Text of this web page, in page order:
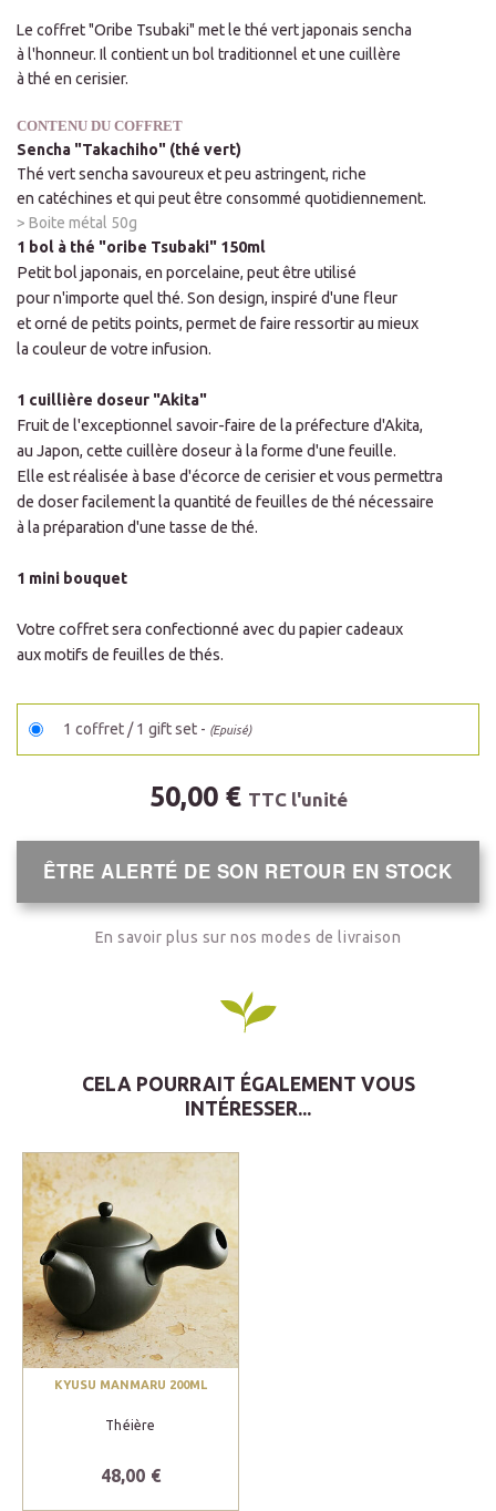
Le coffret "Oribe Tsubaki" met le thé vert japonais sencha
à l'honneur. Il contient un bol traditionnel et une cuillère
à thé en cerisier.
CONTENU DU COFFRET
Sencha "Takachiho" (thé vert)
Thé vert sencha savoureux et peu astringent, riche
en catéchines et qui peut être consommé quotidiennement.
> Boite métal 50g
1 bol à thé "oribe Tsubaki" 150ml
Petit bol japonais, en porcelaine, peut être utilisé
pour n'importe quel thé. Son design, inspiré d'une fleur
et orné de petits points, permet de faire ressortir au mieux
la couleur de votre infusion.
1 cuillière doseur "Akita"
Fruit de l'exceptionnel savoir-faire de la préfecture d'Akita,
au Japon, cette cuillère doseur à la forme d'une feuille.
Elle est réalisée à base d'écorce de cerisier et vous permettra
de doser facilement la quantité de feuilles de thé nécessaire
à la préparation d'une tasse de thé.
1 mini bouquet
Votre coffret sera confectionné avec du papier cadeaux
aux motifs de feuilles de thés.
1 coffret / 1 gift set - (Epuisé)
50,00 € TTC l'unité
ÊTRE ALERTÉ DE SON RETOUR EN STOCK
En savoir plus sur nos modes de livraison
CELA POURRAIT ÉGALEMENT VOUS
INTÉRESSER...
KYUSU MANMARU 200ML
Théière
48,00 €